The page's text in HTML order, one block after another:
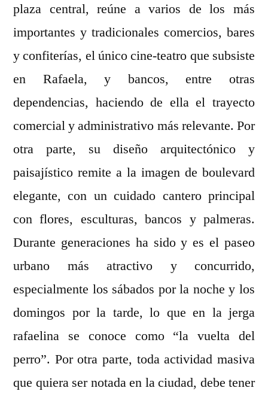
plaza central, reúne a varios de los más
importantes y tradicionales comercios, bares
y confiterías, el único cine-teatro que subsiste
en Rafaela, y bancos, entre otras
dependencias, haciendo de ella el trayecto
comercial y administrativo más relevante. Por
otra parte, su diseño arquitectónico y
paisajístico remite a la imagen de boulevard
elegante, con un cuidado cantero principal
con flores, esculturas, bancos y palmeras.
Durante generaciones ha sido y es el paseo
urbano más atractivo y concurrido,
especialmente los sábados por la noche y los
domingos por la tarde, lo que en la jerga
rafaelina se conoce como “la vuelta del
perro”. Por otra parte, toda actividad masiva
que quiera ser notada en la ciudad, debe tener